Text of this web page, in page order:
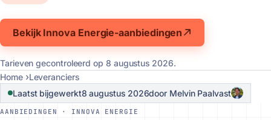
Bekijk Innova Energie-aanbiedingen
Tarieven gecontroleerd op 8 augustus 2026.
Home
Leveranciers
Laatst bijgewerkt8 augustus 2026door Melvin Paalvast
AANBIEDINGEN · INNOVA ENERGIE